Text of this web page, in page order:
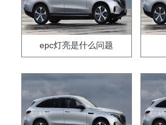
epc灯亮是什么问题